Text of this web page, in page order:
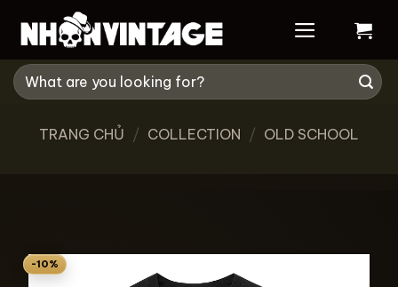
Tìm
kiếm:
TRANG CHỦ / COLLECTION / OLD SCHOOL
-10%